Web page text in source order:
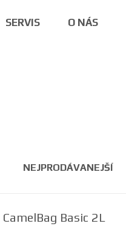
SERVIS O NÁS
NEJPRODÁVANEJŠÍ
CamelBag Basic 2L